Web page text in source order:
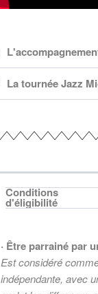
La tournée Jazz
Conditions
d'éligibilité
· Être parrainé par
Est considéré
indépendante, avec